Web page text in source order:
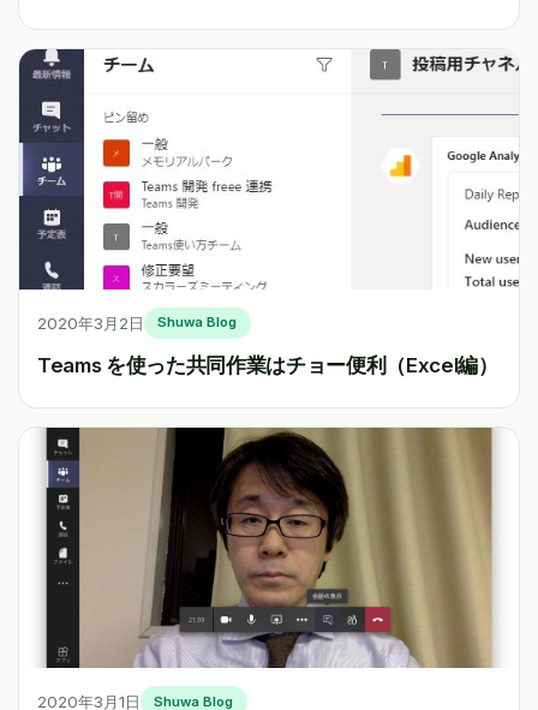
2020年3月2日 Shuwa Blog
Teams を使った共同作業はチョー便利（Excel編）
2020年3月1日 Shuwa Blog